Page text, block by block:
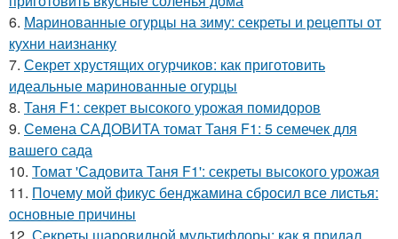
6. Маринованные огурцы на зиму: секреты и рецепты от
кухни наизнанку
7. Секрет хрустящих огурчиков: как приготовить
идеальные маринованные огурцы
8. Таня F1: секрет высокого урожая помидоров
9. Семена САДОВИТА томат Таня F1: 5 семечек для
вашего сада
10. Томат 'Садовита Таня F1': секреты высокого урожая
11. Почему мой фикус бенджамина сбросил все листья:
основные причины